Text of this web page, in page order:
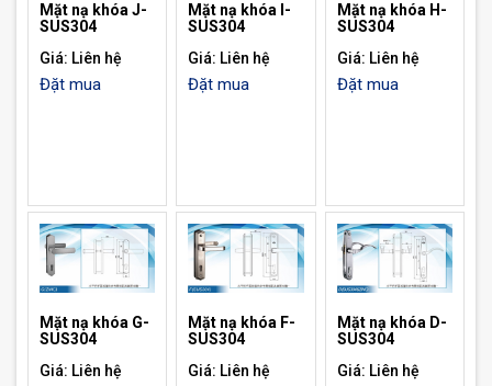
Mặt nạ khóa J-
SUS304
Giá: Liên hệ
Đặt mua
Mặt nạ khóa I-
SUS304
Giá: Liên hệ
Đặt mua
Mặt nạ khóa H-
SUS304
Giá: Liên hệ
Đặt mua
Mặt nạ khóa G-
SUS304
Giá: Liên hệ
Mặt nạ khóa F-
SUS304
Giá: Liên hệ
Mặt nạ khóa D-
SUS304
Giá: Liên hệ